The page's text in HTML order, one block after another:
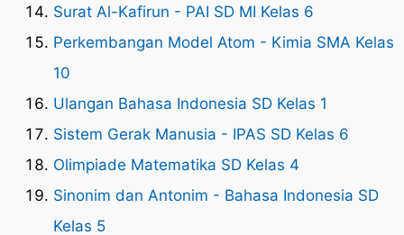
Surat Al-Kafirun - PAI SD MI Kelas 6
Perkembangan Model Atom - Kimia SMA Kelas
10
Ulangan Bahasa Indonesia SD Kelas 1
Sistem Gerak Manusia - IPAS SD Kelas 6
Olimpiade Matematika SD Kelas 4
Sinonim dan Antonim - Bahasa Indonesia SD
Kelas 5